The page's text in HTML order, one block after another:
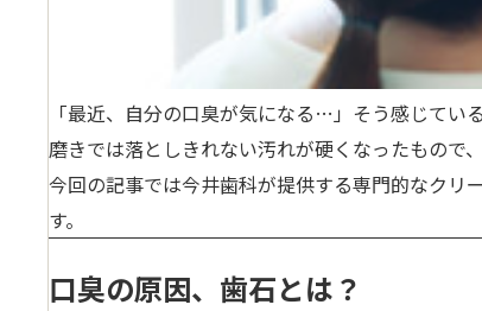
「最近、自分の口臭が気になる…」そう感じてい
磨きでは落としきれない汚れが硬くなったもので
今回の記事では今井歯科が提供する専門的なクリ
す。
口臭の原因、歯石とは？